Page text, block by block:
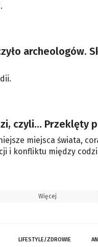
archeologów.
czyli… Przeklęty
miejsca świata,
i konfliktu między
Więcej
LIFESTYLE/ZDROWIE